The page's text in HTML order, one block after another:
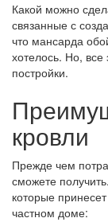
Какой можно
связанные с
что мансарда
хотелось. Но,
постройки.
кровли
Прежде чем
сможете
которые
частном доме: